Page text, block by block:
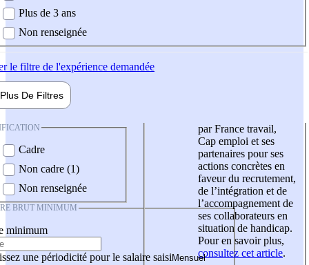
Plus de 3 ans
Non renseignée
le filtre de l'expérience demandée
Plus De Filtres
Cadre
Non cadre (1)
Non renseignée
BRUT MINIMUM
minimum
une périodicité pour le salaire saisi
par France travail,
Cap emploi et ses
partenaires pour ses
actions concrètes en
faveur du recrutement,
de l’intégration et de
l’accompagnement de
ses collaborateurs en
situation de handicap.
Pour en savoir plus,
consultez cet article.